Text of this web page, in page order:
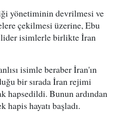
yönetiminin devrilmesi ve
çekilmesi üzerine, Ebu
lider isimlerle birlikte İran
isimle beraber İran'ın
bir sırada İran rejimi
hapsedildi. Bunun ardından
hapis hayatı başladı.